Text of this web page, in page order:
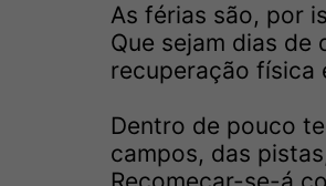
As férias são, por
Que sejam dias
recuperação física
Dentro de pouco
campos, das